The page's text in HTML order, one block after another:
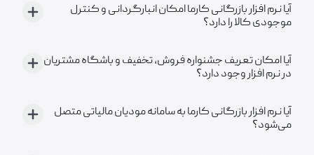
آیا نرم افزار بازرگانی کارما امکان انبارگردانی و کنترل
موجودی کالا را دارد؟
آیا امکان تعریف جشنواره فروش، تخفیف و باشگاه مشتریان
در نرم افزار وجود دارد؟
آیا نرم افزار بازرگانی کارما به سامانه مودیان مالیاتی متصل
می‌شود؟